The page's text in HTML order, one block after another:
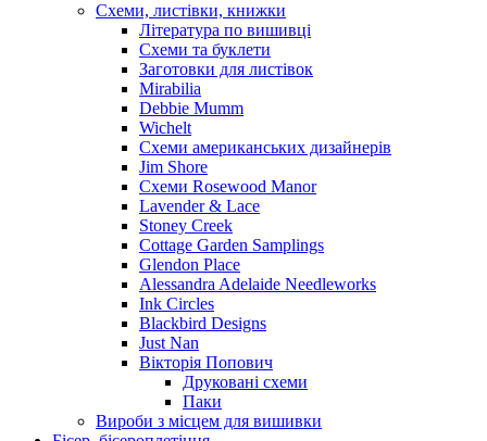
Схеми, листівки, книжки
Література по вишивці
Схеми та буклети
Заготовки для листівок
Mirabilia
Debbie Mumm
Wichelt
Схеми американських дизайнерів
Jim Shore
Cхеми Rosewood Manor
Lavender & Lace
Stoney Creek
Cottage Garden Samplings
Glendon Place
Alessandra Adelaide Needleworks
Ink Circles
Blackbird Designs
Just Nan
Вікторія Попович
Друковані схеми
Паки
Вироби з місцем для вишивки